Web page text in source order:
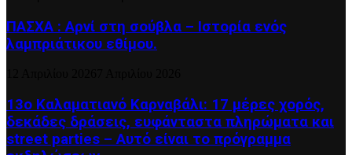
ΠΑΣΧΑ : Αρνί στη σούβλα – Ιστορία ενός
λαμπριάτικου εθίμου.
13ο Καλαματιανό Καρναβάλι: 17 μέρες χορός,
δεκάδες δράσεις, ευφάνταστα πληρώματα και
street parties – Αυτό είναι το πρόγραμμα